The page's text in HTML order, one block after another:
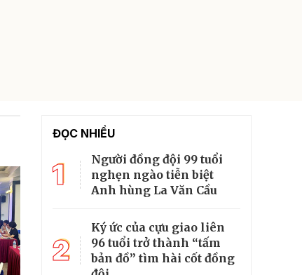
ĐỌC NHIỀU
1
Người đồng đội 99 tuổi
nghẹn ngào tiễn biệt
Anh hùng La Văn Cầu
2
Ký ức của cựu giao liên
96 tuổi trở thành “tấm
bản đồ” tìm hài cốt đồng